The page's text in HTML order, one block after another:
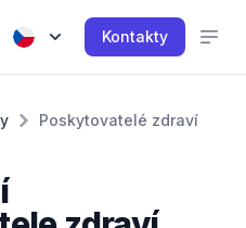
Kontakty
Poskytovatelé zdraví